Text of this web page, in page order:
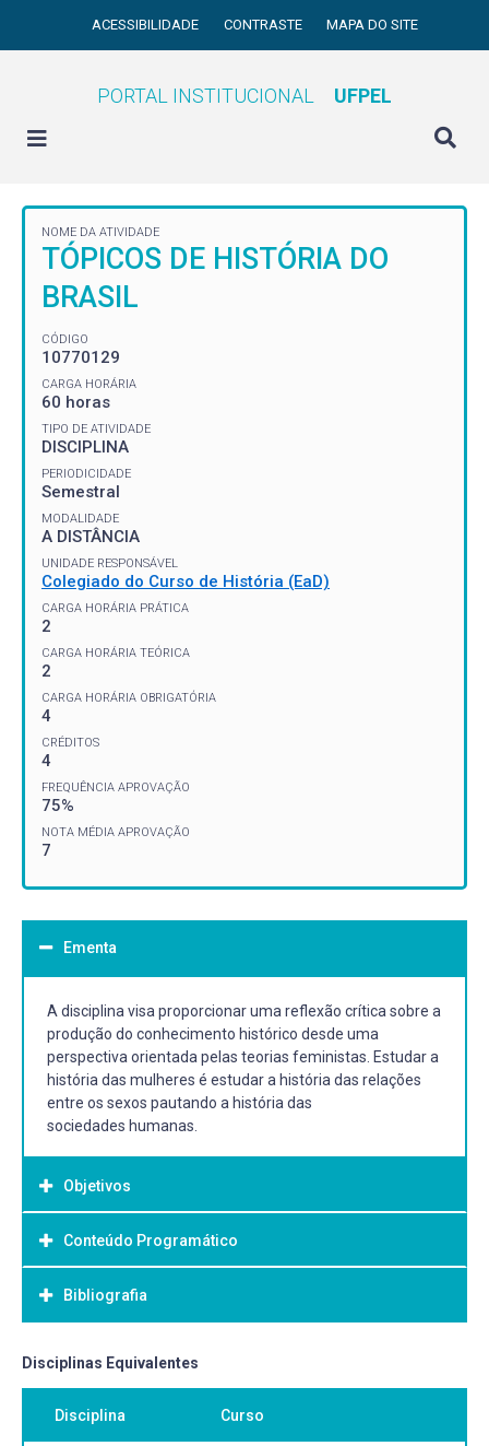
ACESSIBILIDADE CONTRASTE MAPA DO SITE
PORTAL INSTITUCIONAL UFPEL
NOME DA ATIVIDADE
TÓPICOS DE HISTÓRIA DO
BRASIL
CÓDIGO
10770129
CARGA HORÁRIA
60 horas
TIPO DE ATIVIDADE
DISCIPLINA
PERIODICIDADE
Semestral
MODALIDADE
A DISTÂNCIA
UNIDADE RESPONSÁVEL
Colegiado do Curso de História (EaD)
CARGA HORÁRIA PRÁTICA
2
CARGA HORÁRIA TEÓRICA
2
CARGA HORÁRIA OBRIGATÓRIA
4
CRÉDITOS
4
FREQUÊNCIA APROVAÇÃO
75%
NOTA MÉDIA APROVAÇÃO
7
Ementa
A disciplina visa proporcionar uma reflexão crítica sobre a
produção do conhecimento histórico desde uma
perspectiva orientada pelas teorias feministas. Estudar a
história das mulheres é estudar a história das relações
entre os sexos pautando a história das
sociedades humanas.
Objetivos
Objetivo Geral:
- Estudar panoramicamente a produção no campo dos
estudos feministas e suas apropriações pelas
mulheres.
Conteúdo Programático
Bibliografia
Bibliografia Básica:
BEAUVOIR, Simone. O Segundo Sexo. Rio de Janeiro:
Nova Fronteira, 1980. BUTLER, Judith. Problemas de
gênero: Feminismo e subversão da identidade. Traduzido
Disciplinas Equivalentes
Disciplina Curso